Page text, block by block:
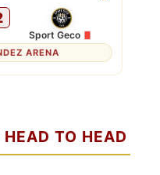
Sport Geco
ARENA
TO HEAD